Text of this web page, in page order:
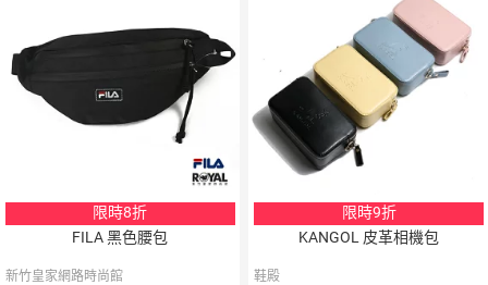
限時8折
FILA 黑色腰包
新竹皇家網路時尚館
限時9折
KANGOL 皮革相機包
鞋殿